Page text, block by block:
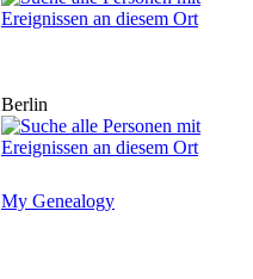
Berlin
My Genealogy